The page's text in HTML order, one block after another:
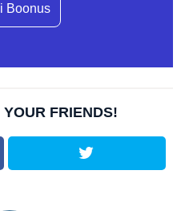
Boonus
FRIENDS!